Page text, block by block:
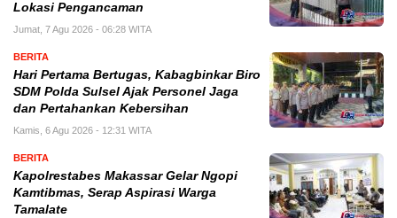
Lokasi Pengancaman
Jumat, 7 Agu 2026 - 06:28 WITA
BERITA
Hari Pertama Bertugas, Kabagbinkar Biro
SDM Polda Sulsel Ajak Personel Jaga
dan Pertahankan Kebersihan
Kamis, 6 Agu 2026 - 12:31 WITA
BERITA
Kapolrestabes Makassar Gelar Ngopi
Kamtibmas, Serap Aspirasi Warga
Tamalate